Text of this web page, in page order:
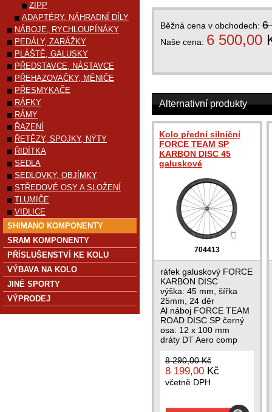
Běžná cena v obchodech: 6
Naše cena: 6 500,00
Alternativní produkty
Kolo přední silniční
FORCE TEAM SP
KARBON DISC 45
galuskové
704413
ráfek galuskový FORCE
KARBON DISC
výška: 45 mm, šířka
25mm, 24 děr
Al náboj FORCE TEAM
ROAD DISC SP černý
osa: 12 x 100 mm
dráty DT Aero comp
včetně...
8 290,00 Kč
8 199,00 Kč
včetně DPH
ZIPP
ADAPTÉRY, NÁHRADNÍ DÍLY
NÁBOJE, RYCHLOUPÍNÁKY
PEDÁLY, ZARÁŽKY
PLÁŠTĚ, GALUSKY
PŘEDSTAVCE, NÁSTAVCE
PŘEHAZOVAČKY, MĚNIČE
PŘESMYKAČE
RÁFKY
RÁMY
ŘAZENÍ
ŘETĚZY, SPOJKY, NÝTY
ŘIDÍTKA
SEDLA
SEDLOVKY, OBJÍMKY
STŘEDOVÉ OSY A SLOŽENÍ
TLUMIČE
VIDLICE
SHIMANO KOMPONENTY
SRAM KOMPONENTY
PŘÍSLUŠENSTVÍ KE KOLU
VÝBAVA NA KOLO
JINÉ SPORTY
VÝPRODEJ